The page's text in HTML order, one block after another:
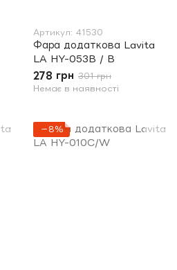
Артикул: 41530
Фара додаткова Lavita
LA HY-053B / B
278 грн 301 грн
Немає в наявності
−8%